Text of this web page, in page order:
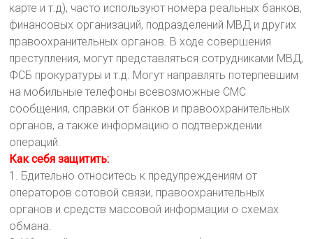
карте и т.д), часто используют номера реальных банков,
финансовых организаций, подразделений МВД и других
правоохранительных органов. В ходе совершения
преступления, могут представляться сотрудниками МВД,
ФСБ прокуратуры и т.д. Могут направлять потерпевшим
на мобильные телефоны всевозможные CMC
сообщения, справки от банков и правоохранительных
органов, а также информацию о подтверждении
операций.
Как себя защитить:
1. Бдительно относитесь к предупреждениям от
операторов сотовой связи, правоохранительных
органов и средств массовой информации о схемах
обмана.